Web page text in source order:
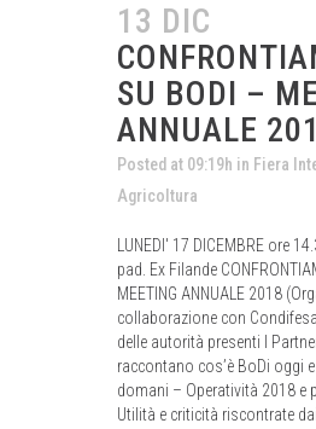
13 DIC
SU BODI –
ANNUALE
Posted at 09:19h in Fiera
Agricoltura
LUNEDI' 17 DICEMBRE ore
pad. Ex Filande
MEETING ANNUALE 2018
collaborazione con
delle autorità presenti I
raccontano cos’è BoDi oggi
domani – Operatività 2018 e
Utilità e criticità riscontrate